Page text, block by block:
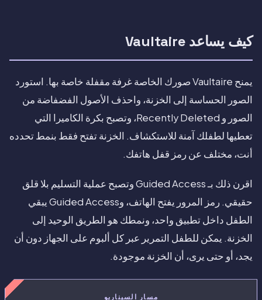
كيف يساعد Vaultaire
يمنح Vaultaire صورك الخاصة غرفة مقفلة خاصة بها. استورد
الصور الحساسة إلى الخزنة، واحذف الأصول الفضفاضة من
الصور و Recently Deleted، وتصبح بكرة الكاميرا التي
تعطيها لطفلك آمنة للاستكشاف. الخزنة تفتح فقط بنمط تحدده
أنت، مختلف عن رمز قفل هاتفك.
اقرن ذلك بـ Guided Access وتصبح عملية التسليم بلا قلق
حقيقي. رمز المرور يفتح الهاتف، وGuided Access يبقي
الطفل داخل تطبيق واحد، ونمطك هو الطريق الوحيد إلى
الخزنة. يمكن للطفل التمرير عبر كل ألبوم على الجهاز دون أن
يجد، أو حتى يرى، أن الخزنة موجودة.
مسار السيناريو